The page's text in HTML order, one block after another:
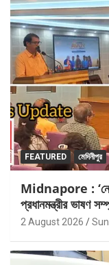
FEATURED মেদিনীপুর
Midnapore :
প্রধানমন্ত্রীর ভাষণ
2 August 2026